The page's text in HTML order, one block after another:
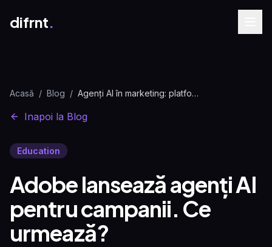
difrnt.
Acasă / Blog / Agenți AI în marketing: platforma Adobe CX Enterprise | difrnt.
Inapoi la Blog
Education
Adobe lansează agenți AI
pentru campanii. Ce
urmează?